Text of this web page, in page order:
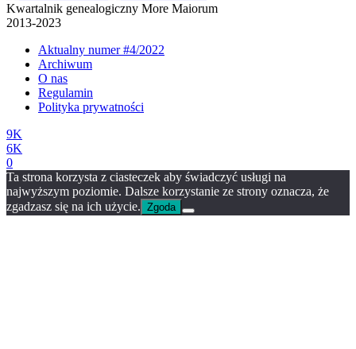
Kwartalnik genealogiczny More Maiorum
2013-2023
Aktualny numer#4/2022
Archiwum
O nas
Regulamin
Polityka prywatności
9K
6K
0
Ta strona korzysta z ciasteczek aby świadczyć usługi na
najwyższym poziomie. Dalsze korzystanie ze strony oznacza, że
zgadzasz się na ich użycie. Zgoda